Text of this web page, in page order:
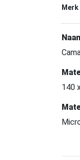
Merk
140